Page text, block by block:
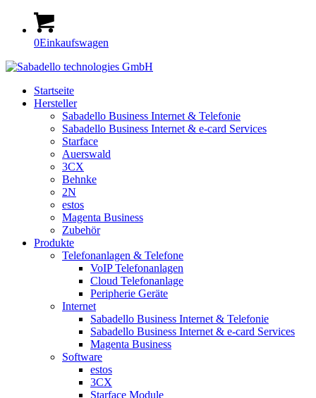
0Einkaufswagen
Startseite
Hersteller
Sabadello Business Internet & Telefonie
Sabadello Business Internet & e-card Services
Starface
Auerswald
3CX
Behnke
2N
estos
Magenta Business
Zubehör
Produkte
Telefonanlagen & Telefone
VoIP Telefonanlagen
Cloud Telefonanlage
Peripherie Geräte
Internet
Sabadello Business Internet & Telefonie
Sabadello Business Internet & e-card Services
Magenta Business
Software
estos
3CX
Starface Module